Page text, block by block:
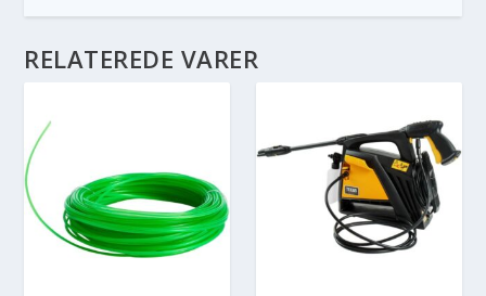
RELATEREDE VARER